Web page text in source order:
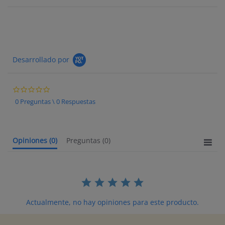
Desarrollado por
0 Preguntas \ 0 Respuestas
Opiniones (0) Preguntas (0)
Actualmente, no hay opiniones para este producto.